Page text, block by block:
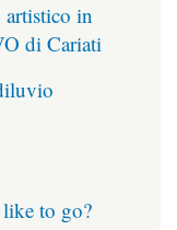
in
di Cariati
to go?